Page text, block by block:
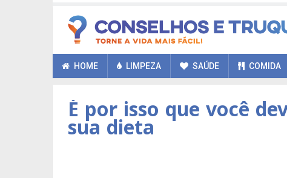
HOME LIMPEZA SAÚDE COMIDA
É por isso que você
sua dieta